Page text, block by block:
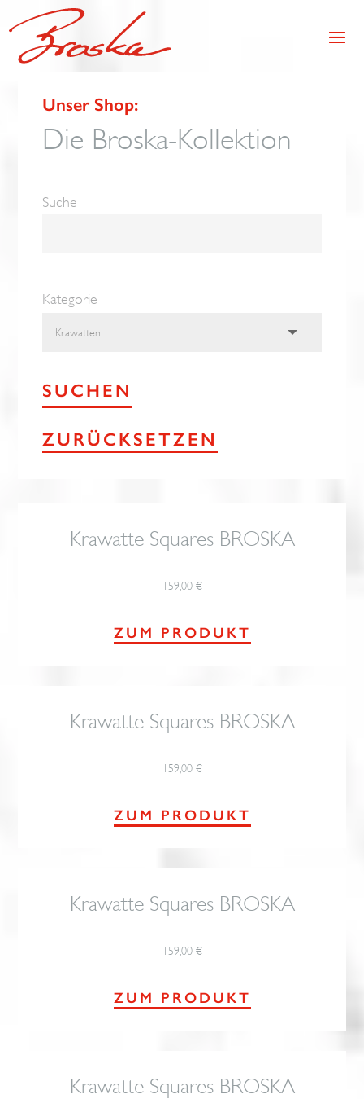
Unser Shop:
Die Broska-Kollektion
Suche
Kategorie
ZURÜCKSETZEN
Krawatte Squares BROSKA
159,00 €
ZUM PRODUKT
Krawatte Squares BROSKA
159,00 €
ZUM PRODUKT
Krawatte Squares BROSKA
159,00 €
ZUM PRODUKT
Krawatte Squares BROSKA